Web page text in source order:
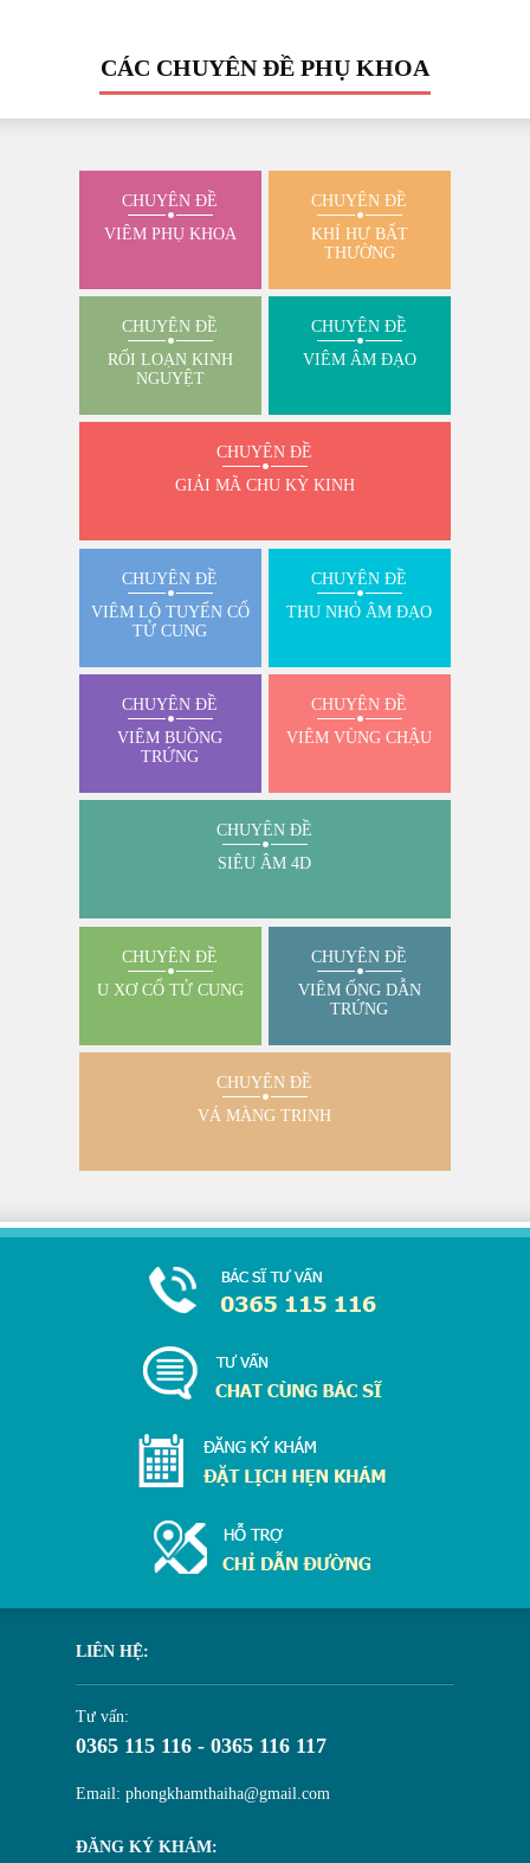
CÁC CHUYÊN ĐỀ PHỤ KHOA
CHUYÊN ĐỀ
VIÊM PHỤ KHOA
CHUYÊN ĐỀ
KHÍ HƯ BẤT
THƯỜNG
CHUYÊN ĐỀ
RỐI LOẠN KINH
NGUYỆT
CHUYÊN ĐỀ
VIÊM ÂM ĐẠO
CHUYÊN ĐỀ
GIẢI MÃ CHU KỲ KINH
CHUYÊN ĐỀ
VIÊM LỘ TUYẾN CỔ
TỬ CUNG
CHUYÊN ĐỀ
THU NHỎ ÂM ĐẠO
CHUYÊN ĐỀ
VIÊM BUỒNG
TRỨNG
CHUYÊN ĐỀ
VIÊM VÙNG CHẬU
CHUYÊN ĐỀ
SIÊU ÂM 4D
CHUYÊN ĐỀ
U XƠ CỔ TỬ CUNG
CHUYÊN ĐỀ
VIÊM ỐNG DẪN
TRỨNG
CHUYÊN ĐỀ
VÁ MÀNG TRINH
LIÊN HỆ:
Tư vấn:
0365 115 116 - 0365 116 117
Email: phongkhamthaiha@gmail.com
ĐĂNG KÝ KHÁM: